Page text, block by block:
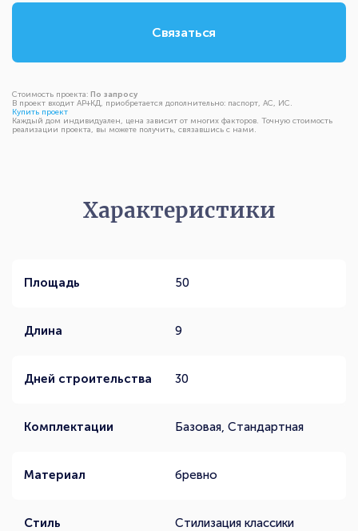
Связаться
Стоимость проекта: По запросу
В проект входит АР+КД, приобретается дополнительно: паспорт, АС, ИС.
Купить проект
Каждый дом индивидуален, цена зависит от многих факторов. Точную стоимость
реализации проекта, вы можете получить, связавшись с нами.
Характеристики
Площадь 50
Длина 9
Дней строительства 30
Комплектации Базовая, Стандартная
Материал бревно
Стиль Стилизация классики